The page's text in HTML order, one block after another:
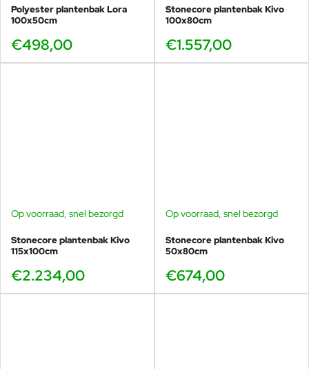
Polyester plantenbak Lora
100x50cm
€498,00
Stonecore plantenbak Kivo
100x80cm
€1.557,00
Op voorraad, snel bezorgd
Stonecore plantenbak Kivo
115x100cm
€2.234,00
Op voorraad, snel bezorgd
Stonecore plantenbak Kivo
50x80cm
€674,00